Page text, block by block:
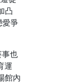
凸
愛爭
事也
運
館內